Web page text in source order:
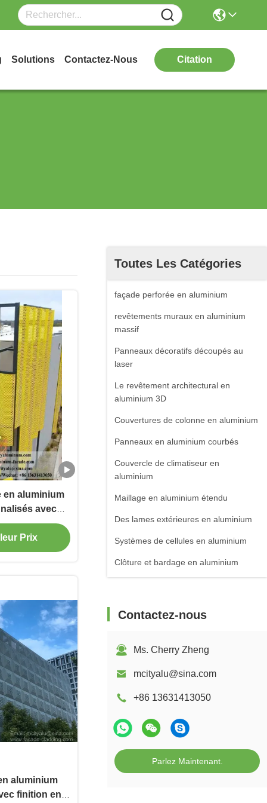
Solutions Contactez-Nous Citation
Toutes Les Catégories
façade perforée en aluminium
revêtements muraux en aluminium
massif
Panneaux décoratifs découpés au
laser
Le revêtement architectural en
aluminium 3D
Couvertures de colonne en aluminium
Panneaux en aluminium courbés
Couvercle de climatiseur en
aluminium
Maillage en aluminium étendu
Des lames extérieures en aluminium
Systèmes de cellules en aluminium
Clôture et bardage en aluminium
Contactez-nous
Ms. Cherry Zheng
mcityalu@sina.com
+86 13631413050
Parlez Maintenant.
en aluminium
avec
revêtement
Prix
aluminium
finition en